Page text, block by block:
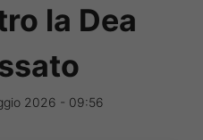
la Dea
2026 - 09:56